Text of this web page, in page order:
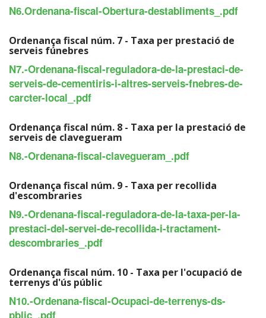
N6.Ordenana-fiscal-Obertura-destabliments_.pdf
Ordenança fiscal núm. 7 - Taxa per prestació de
serveis fúnebres
N7.-Ordenana-fiscal-reguladora-de-la-prestaci-de-
serveis-de-cementiris-i-altres-serveis-fnebres-de-
carcter-local_.pdf
Ordenança fiscal núm. 8 - Taxa per la prestació de
serveis de clavegueram
N8.-Ordenana-fiscal-clavegueram_.pdf
Ordenança fiscal núm. 9 - Taxa per recollida
d'escombraries
N9.-Ordenana-fiscal-reguladora-de-la-taxa-per-la-
prestaci-del-servei-de-recollida-i-tractament-
descombraries_.pdf
Ordenança fiscal núm. 10 - Taxa per l'ocupació de
terrenys d'ús públic
N10.-Ordenana-fiscal-Ocupaci-de-terrenys-ds-